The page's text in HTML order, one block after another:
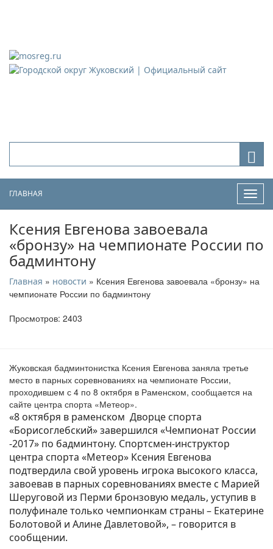
ГЛАВНАЯ
Ксения Евгенова завоевала
«бронзу» на чемпионате России по
бадминтону
Главная » новости » Ксения Евгенова завоевала «бронзу» на
чемпионате России по бадминтону
Просмотров: 2403
Жуковская бадминтонистка Ксения Евгенова заняла третье
место в парных соревнованиях на чемпионате России,
проходившем с 4 по 8 октября в Раменском, сообщается на
сайте центра спорта «Метеор».
«8 октября в раменском Дворце спорта
«Борисоглебский» завершился «Чемпионат России
-2017» по бадминтону. Спортсмен-инструктор
центра спорта «Метеор» Ксения Евгенова
подтвердила свой уровень игрока высокого класса,
завоевав в парных соревнованиях вместе с Марией
Шеруговой из Перми бронзовую медаль, уступив в
полуфинале только чемпионкам страны – Екатерине
Болотовой и Алине Давлетовой», – говорится в
сообщении.